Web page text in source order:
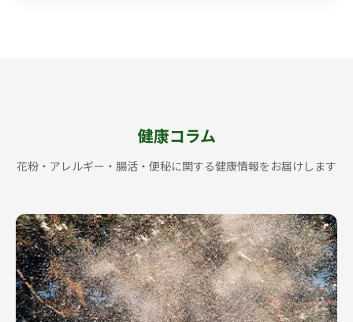
健康コラム
花粉・アレルギー・腸活・便秘に関する健康情報をお届けします